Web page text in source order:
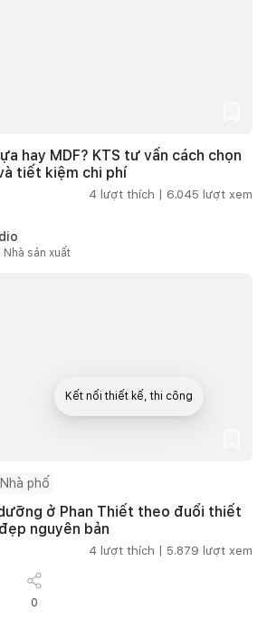
hay MDF? KTS tư vấn cách chọn
tiết kiệm chi phí
4 lượt thích | 6.045 lượt xem
sản xuất
Nhà phố
ở Phan Thiết theo đuổi thiết
nguyên bản
4 lượt thích | 5.879 lượt xem
thầu
0
Kết nối thiết kế, thi công